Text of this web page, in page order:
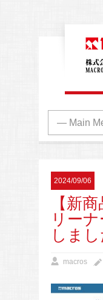
2024/09/06
【新
リー
しまし
macros